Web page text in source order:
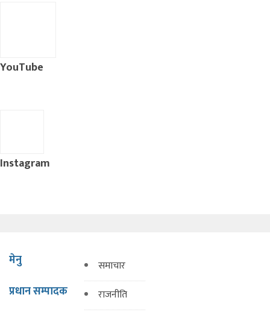
YouTube
Instagram
मेनु
प्रधान सम्पादक
समाचार
राजनीति